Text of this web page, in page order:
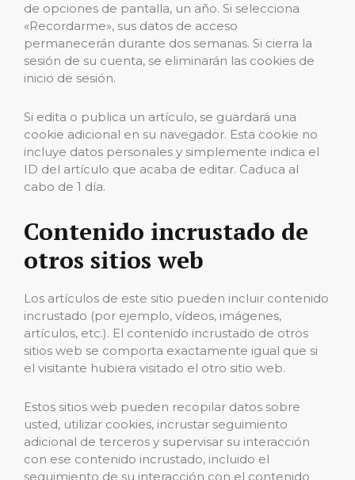
de opciones de pantalla, un año. Si selecciona
«Recordarme», sus datos de acceso
permanecerán durante dos semanas. Si cierra la
sesión de su cuenta, se eliminarán las cookies de
inicio de sesión.
Si edita o publica un artículo, se guardará una
cookie adicional en su navegador. Esta cookie no
incluye datos personales y simplemente indica el
ID del artículo que acaba de editar. Caduca al
cabo de 1 día.
Contenido incrustado de
otros sitios web
Los artículos de este sitio pueden incluir contenido
incrustado (por ejemplo, vídeos, imágenes,
artículos, etc.). El contenido incrustado de otros
sitios web se comporta exactamente igual que si
el visitante hubiera visitado el otro sitio web.
Estos sitios web pueden recopilar datos sobre
usted, utilizar cookies, incrustar seguimiento
adicional de terceros y supervisar su interacción
con ese contenido incrustado, incluido el
seguimiento de su interacción con el contenido